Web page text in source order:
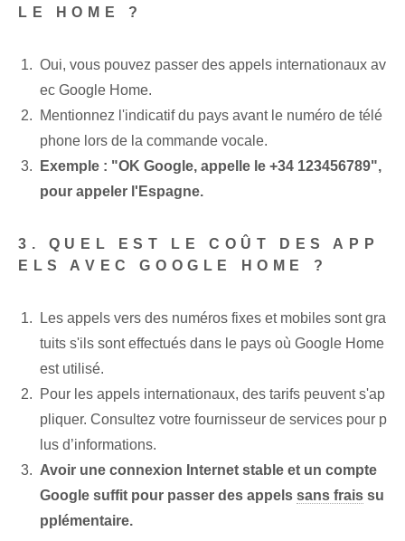
LE HOME ?
Oui, vous pouvez passer des appels internationaux av
ec Google Home.
Mentionnez l'indicatif du pays avant le numéro de télé
phone lors de la commande vocale.
Exemple : "OK Google, appelle le +34 123456789",
pour appeler l'‌Espagne.
3. QUEL EST LE COÛT DES APP
ELS AVEC GOOGLE HOME ?
Les appels vers des numéros fixes et mobiles sont gra
tuits s'ils sont effectués dans le pays où Google Home
est utilisé.
Pour les appels internationaux, des tarifs peuvent s'ap
pliquer. Consultez votre fournisseur de services pour p
lus d’informations.
Avoir une connexion Internet stable et un compte
Google suffit pour passer des appels sans frais su
pplémentaire.